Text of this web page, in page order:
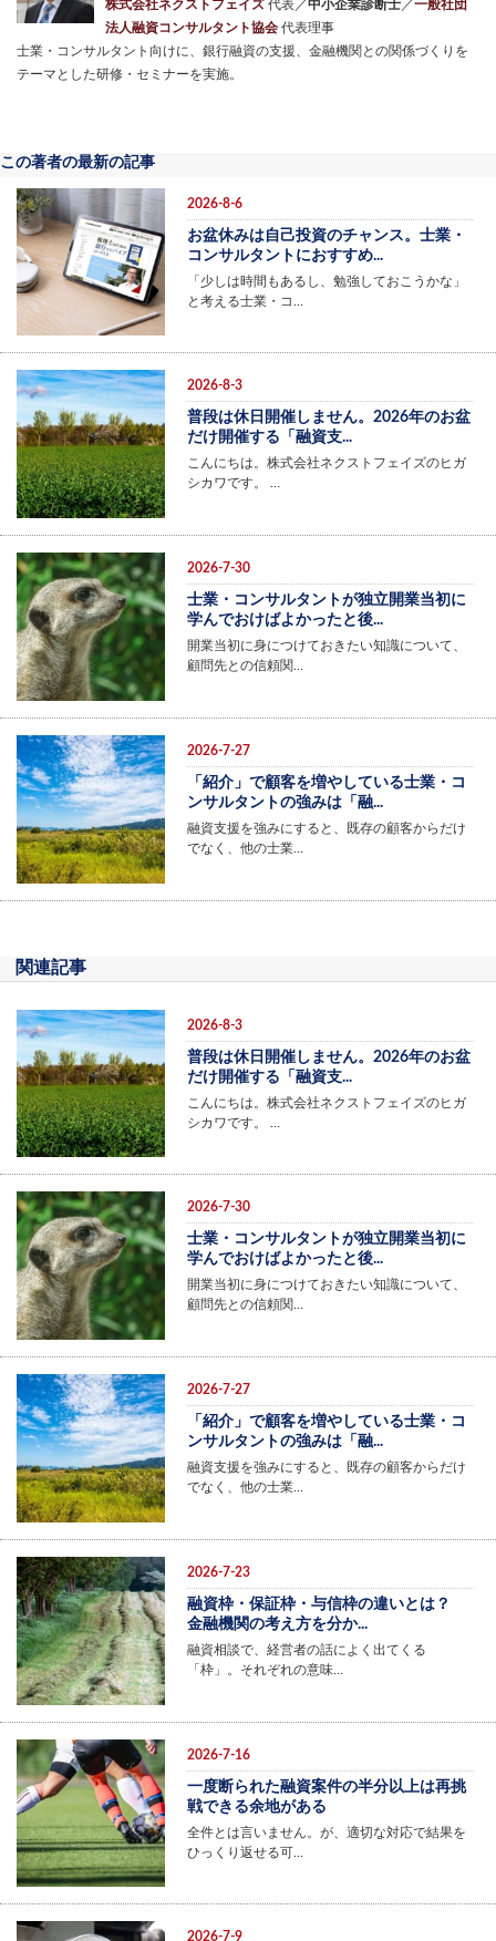
株式会社ネクストフェイズ 代表／中小企業診断士 ／一般社団
法人融資コンサルタント協会 代表理事
士業・コンサルタント向けに、銀行融資の支援、金融機関との関係づくりを
テーマとした研修・セミナーを実施。
この著者の最新の記事
2026-8-6
お盆休みは自己投資のチャンス。士業・
コンサルタントにおすすめ...
「少しは時間もあるし、勉強しておこうかな」
と考える士業・コ…
2026-8-3
普段は休日開催しません。2026年のお盆
だけ開催する「融資支...
こんにちは。株式会社ネクストフェイズのヒガ
シカワです。 …
2026-7-30
士業・コンサルタントが独立開業当初に
学んでおけばよかったと後...
開業当初に身につけておきたい知識について、
顧問先との信頼関…
2026-7-27
「紹介」で顧客を増やしている士業・コ
ンサルタントの強みは「融...
融資支援を強みにすると、既存の顧客からだけ
でなく、他の士業…
関連記事
2026-8-3
普段は休日開催しません。2026年のお盆
だけ開催する「融資支...
こんにちは。株式会社ネクストフェイズのヒガ
シカワです。 …
2026-7-30
士業・コンサルタントが独立開業当初に
学んでおけばよかったと後...
開業当初に身につけておきたい知識について、
顧問先との信頼関…
2026-7-27
「紹介」で顧客を増やしている士業・コ
ンサルタントの強みは「融...
融資支援を強みにすると、既存の顧客からだけ
でなく、他の士業…
2026-7-23
融資枠・保証枠・与信枠の違いとは？
金融機関の考え方を分か...
融資相談で、経営者の話によく出てくる
「枠」。それぞれの意味…
2026-7-16
一度断られた融資案件の半分以上は再挑
戦できる余地がある
全件とは言いません。が、適切な対応で結果を
ひっくり返せる可…
2026-7-9